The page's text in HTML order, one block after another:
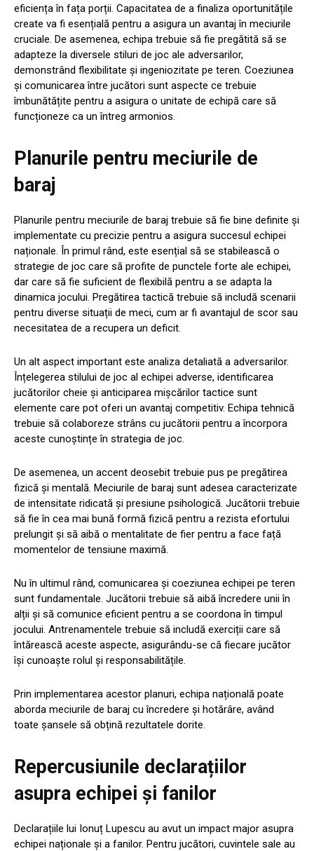
eficiența în fața porții. Capacitatea de a finaliza oportunitățile
create va fi esențială pentru a asigura un avantaj în meciurile
cruciale. De asemenea, echipa trebuie să fie pregătită să se
adapteze la diversele stiluri de joc ale adversarilor,
demonstrând flexibilitate și ingeniozitate pe teren. Coeziunea
și comunicarea între jucători sunt aspecte ce trebuie
îmbunătățite pentru a asigura o unitate de echipă care să
funcționeze ca un întreg armonios.
Planurile pentru meciurile de
baraj
Planurile pentru meciurile de baraj trebuie să fie bine definite și
implementate cu precizie pentru a asigura succesul echipei
naționale. În primul rând, este esențial să se stabilească o
strategie de joc care să profite de punctele forte ale echipei,
dar care să fie suficient de flexibilă pentru a se adapta la
dinamica jocului. Pregătirea tactică trebuie să includă scenarii
pentru diverse situații de meci, cum ar fi avantajul de scor sau
necesitatea de a recupera un deficit.
Un alt aspect important este analiza detaliată a adversarilor.
Înțelegerea stilului de joc al echipei adverse, identificarea
jucătorilor cheie și anticiparea mișcărilor tactice sunt
elemente care pot oferi un avantaj competitiv. Echipa tehnică
trebuie să colaboreze strâns cu jucătorii pentru a încorpora
aceste cunoștințe în strategia de joc.
De asemenea, un accent deosebit trebuie pus pe pregătirea
fizică și mentală. Meciurile de baraj sunt adesea caracterizate
de intensitate ridicată și presiune psihologică. Jucătorii trebuie
să fie în cea mai bună formă fizică pentru a rezista efortului
prelungit și să aibă o mentalitate de fier pentru a face față
momentelor de tensiune maximă.
Nu în ultimul rând, comunicarea și coeziunea echipei pe teren
sunt fundamentale. Jucătorii trebuie să aibă încredere unii în
alții și să comunice eficient pentru a se coordona în timpul
jocului. Antrenamentele trebuie să includă exerciții care să
întărească aceste aspecte, asigurându-se că fiecare jucător
își cunoaște rolul și responsabilitățile.
Prin implementarea acestor planuri, echipa națională poate
aborda meciurile de baraj cu încredere și hotărâre, având
toate șansele să obțină rezultatele dorite.
Repercusiunile declarațiilor
asupra echipei și fanilor
Declarațiile lui Ionuț Lupescu au avut un impact major asupra
echipei naționale și a fanilor. Pentru jucători, cuvintele sale au